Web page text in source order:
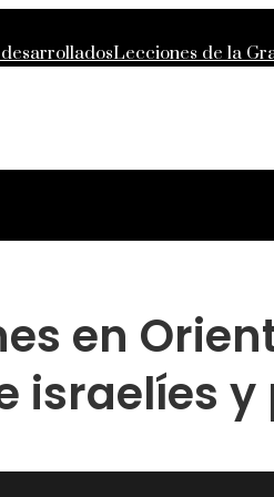
Lecciones de la
responsables en la RSE de
en
israelíes y